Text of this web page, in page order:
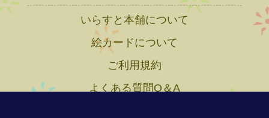
いらすと本舗について
絵カードについて
ご利用規約
よくある質問Q＆A